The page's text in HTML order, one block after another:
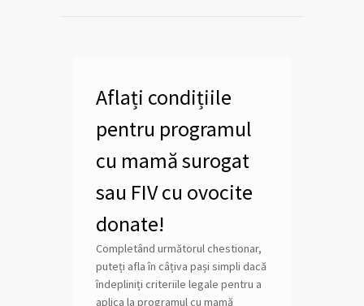
Aflați condițiile
pentru programul
cu mamă surogat
sau FIV cu ovocite
donate!
Completând următorul chestionar,
puteți afla în câțiva pași simpli dacă
îndepliniți criteriile legale pentru a
aplica la programul cu mamă